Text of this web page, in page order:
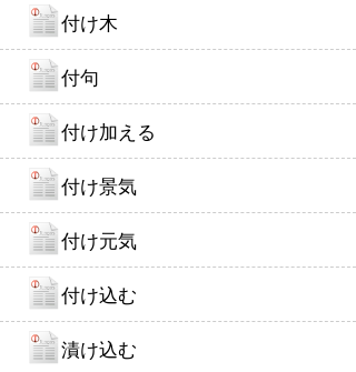
付け木
付句
付け加える
付け景気
付け元気
付け込む
漬け込む